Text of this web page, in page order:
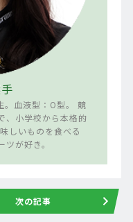
。血液型：O型。 競
、小学校から本格的
しいものを食べる
が好き。
次の記事